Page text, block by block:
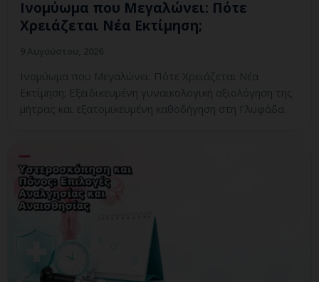
Ινομύωμα που Μεγαλώνει: Πότε
Χρειάζεται Νέα Εκτίμηση;
Ινομύωμα που Μεγαλώνει: Πότε Χρειάζεται Νέα
Εκτίμηση; Εξειδικευμένη γυναικολογική αξιολόγηση της
μήτρας και εξατομικευμένη καθοδήγηση στη Γλυφάδα.